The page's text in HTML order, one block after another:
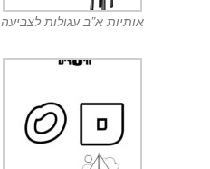
אותיות א”ב עגולות לצביעה